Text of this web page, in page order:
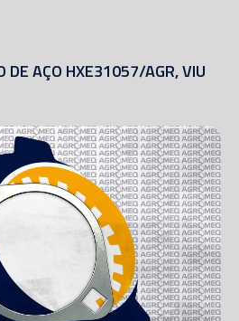
DE AÇO HXE31057/AGR, VIU